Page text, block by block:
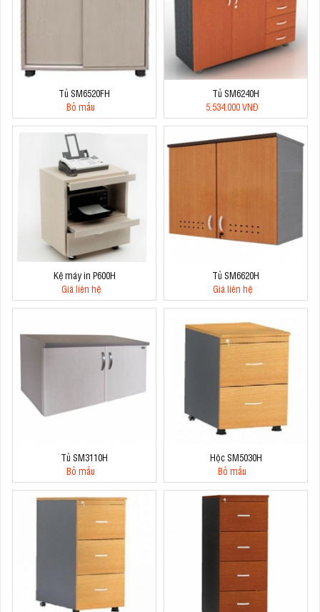
Tủ SM6520FH
Bỏ mẫu
Tủ SM6240H
5.534.000 VNĐ
Kệ máy in P600H
Giá liên hệ
Tủ SM6620H
Giá liên hệ
Tủ SM3110H
Bỏ mẫu
Hộc SM5030H
Bỏ mẫu